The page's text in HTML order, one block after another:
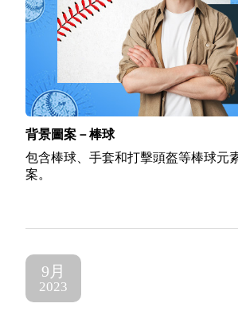
背景圖案－棒球
包含棒球、手套和打擊頭盔等棒球元
案。
9月
2023